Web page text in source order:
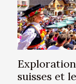
suisses et